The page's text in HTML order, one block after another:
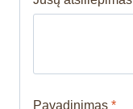
Pavadinimas *